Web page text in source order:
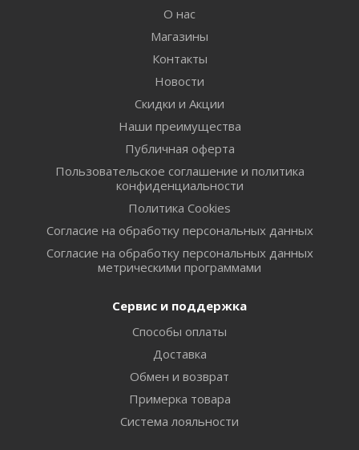
О нас
Магазины
Контакты
Новости
Скидки и Акции
Наши преимущества
Публичная оферта
Пользовательское соглашение и политика
конфиденциальности
Политика Cookies
Согласие на обработку персональных данных
Согласие на обработку персональных данных
метрическими программами
Сервис и поддержка
Способы оплаты
Доставка
Обмен и возврат
Примерка товара
Система лояльности